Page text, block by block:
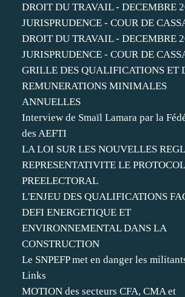
DROIT DU TRAVAIL - DECEMBRE
JURISPRUDENCE - COUR DE
DROIT DU TRAVAIL - DECEMBRE
JURISPRUDENCE - COUR DE
GRILLE DES QUALIFICATIONS ET
REMUNERATIONS MINIMALES
ANNUELLES
Interview de Smaïl Lamara par la
des AEFTI
LA LOI SUR LES NOUVELLES
REPRESENTATIVITE LE
PREELECTORAL
L'ENJEU DES QUALIFICATIONS
DEFI ENERGETIQUE ET
ENVIRONNEMENTAL DANS LA
CONSTRUCTION
Le SNPEFP met en danger les
Links
MOTION des secteurs CFA, CMA et